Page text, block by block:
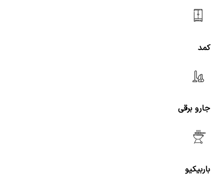
کمد
جارو برقی
باربیکیو